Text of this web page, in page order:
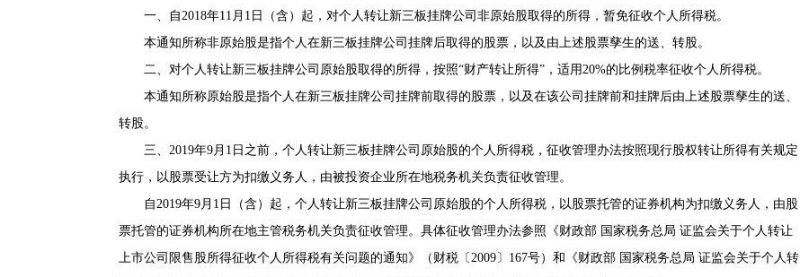
一、自2018年11月1日（含）起，对个人转让新三板挂牌公司非原始股取得的所得，暂免征收个人所得税。
本通知所称非原始股是指个人在新三板挂牌公司挂牌后取得的股票，以及由上述股票孳生的送、转股。
二、对个人转让新三板挂牌公司原始股取得的所得，按照“财产转让所得”，适用20%的比例税率征收个人所得税。
本通知所称原始股是指个人在新三板挂牌公司挂牌前取得的股票，以及在该公司挂牌前和挂牌后由上述股票孳生的送、
转股。
三、2019年9月1日之前，个人转让新三板挂牌公司原始股的个人所得税，征收管理办法按照现行股权转让所得有关规定
执行，以股票受让方为扣缴义务人，由被投资企业所在地税务机关负责征收管理。
自2019年9月1日（含）起，个人转让新三板挂牌公司原始股的个人所得税，以股票托管的证券机构为扣缴义务人，由股
票托管的证券机构所在地主管税务机关负责征收管理。具体征收管理办法参照 《财政部 国家税务总局 证监会关于个人转让
上市公司限售股所得征收个人所得税有关问题的通知》
（财税〔2009〕167号）和
《财政部 国家税务总局 证监会关于个人转